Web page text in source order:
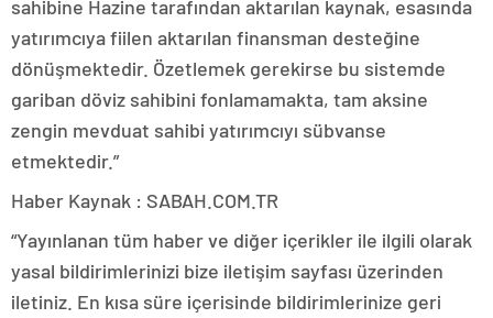
sahibine Hazine tarafından aktarılan kaynak, esasında
yatırımcıya fiilen aktarılan finansman desteğine
dönüşmektedir. Özetlemek gerekirse bu sistemde
gariban döviz sahibini fonlamamakta, tam aksine
zengin mevduat sahibi yatırımcıyı sübvanse
etmektedir.”
Haber Kaynak : SABAH.COM.TR
“Yayınlanan tüm haber ve diğer içerikler ile ilgili olarak
yasal bildirimlerinizi bize iletişim sayfası üzerinden
iletiniz. En kısa süre içerisinde bildirimlerinize geri